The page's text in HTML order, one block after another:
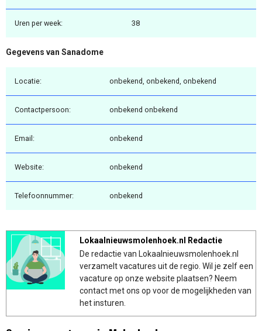
Uren per week: 38
Gegevens van Sanadome
Locatie: onbekend, onbekend, onbekend
Contactpersoon: onbekend onbekend
Email: onbekend
Website: onbekend
Telefoonnummer: onbekend
Lokaalnieuwsmolenhoek.nl Redactie
De redactie van Lokaalnieuwsmolenhoek.nl
verzamelt vacatures uit de regio. Wil je zelf een
vacature op onze website plaatsen? Neem
contact met ons op voor de mogelijkheden van
het insturen.